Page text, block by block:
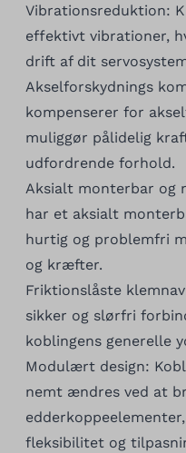
Vibrationsreduktion:
effektivt vibrationer,
drift af dit
Akselforskydnings
kompenserer for
muliggør pålidelig
udfordrende forhold.
Aksialt monterbar og
har et aksialt
hurtig og problemfri
og kræfter.
Friktionslåste
sikker og slørfri
koblingens generelle
Modulært design:
nemt ændres ved at
fleksibilitet og